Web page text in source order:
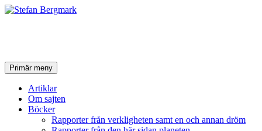
SökPrimär meny Hoppa
till
innehåll
Artiklar
Om sajten
Böcker
Rapporter från verkligheten samt en och annan dröm